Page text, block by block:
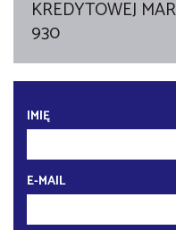
KREDYTOWEJ
930
IMIĘ
E-MAIL